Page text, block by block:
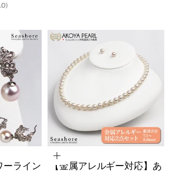
ーライン
オプションを選択
【金属アレルギー対応】あ